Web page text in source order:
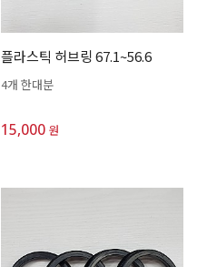
플라스틱 허브링 67.1~56.6
4개 한대분
15,000 원